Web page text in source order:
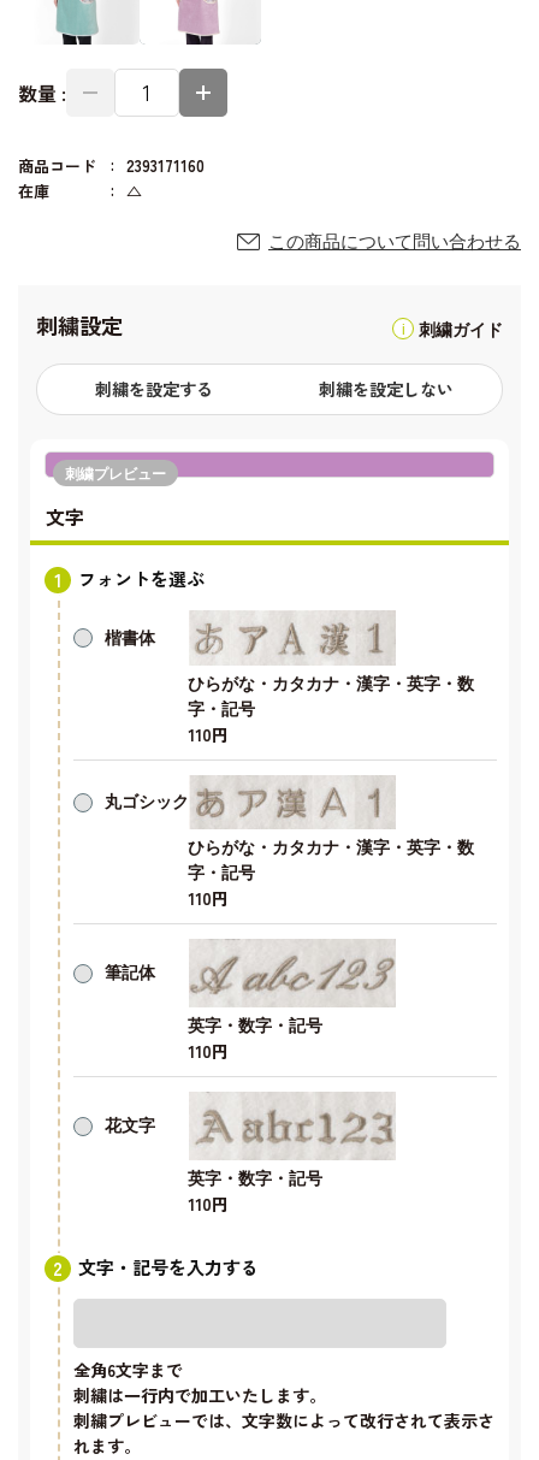
数量 :
商品コード
2393171160
在庫
△
この商品について問い合わせる
刺繍設定 刺繍ガイド
刺繍を設定する 刺繍を設定しない
刺繍プレビュー
文字
フォントを選ぶ
楷書体
ひらがな・カタカナ・漢字・英字・数
字・記号
110円
丸ゴシック
ひらがな・カタカナ・漢字・英字・数
字・記号
110円
筆記体
英字・数字・記号
110円
花文字
英字・数字・記号
110円
文字・記号を入力する
全角6文字まで
刺繍は一行内で加工いたします。
刺繍プレビューでは、文字数によって改行されて表示さ
れます。